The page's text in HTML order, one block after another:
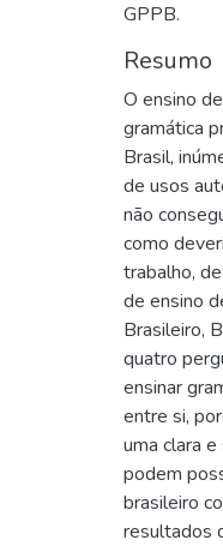
GPPB.
Resumo
O ensino
gramática
Brasil,
de usos
não
como
trabalho,
de ensino
Brasileiro,
quatro
ensinar
entre si,
uma clara
podem
brasileiro
resultados